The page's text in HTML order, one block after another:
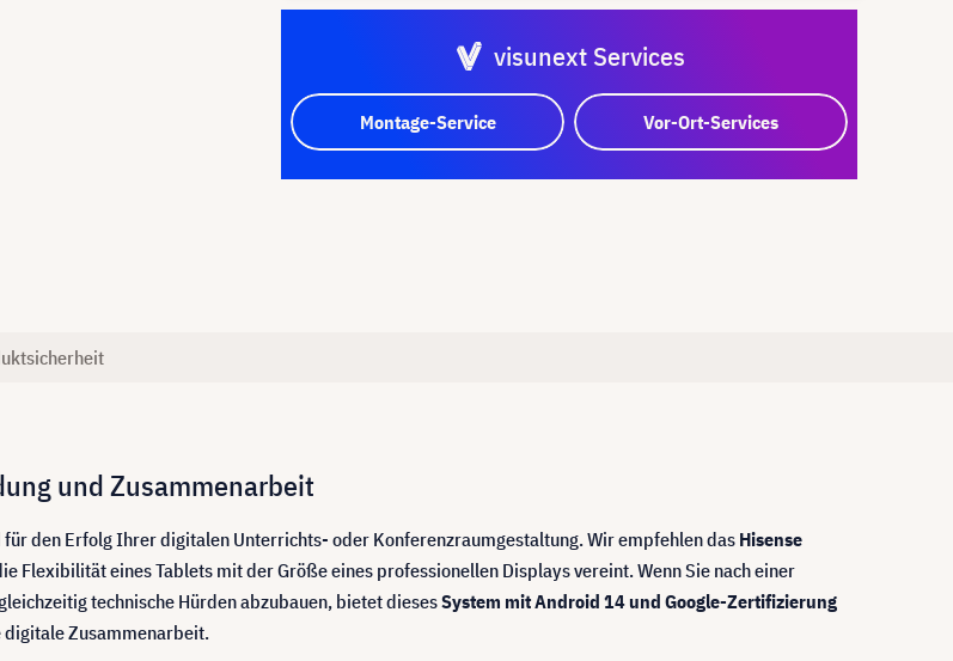
visunext Services
Montage-Service Vor-Ort-Services
und Zusammenarbeit
den Erfolg Ihrer digitalen Unterrichts- oder Konferenzraumgestaltung. Wir empfehlen das Hisense
Flexibilität eines Tablets mit der Größe eines professionellen Displays vereint. Wenn Sie nach einer
technische Hürden abzubauen, bietet diesesSystem mit Android 14 und Google-Zertifizierung
digitale Zusammenarbeit.